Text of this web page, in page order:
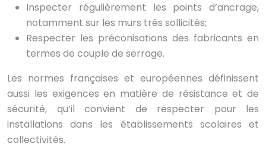
Inspecter régulièrement les points d’ancrage,
notamment sur les murs très sollicités;
Respecter les préconisations des fabricants en
termes de couple de serrage.
Les normes françaises et européennes définissent
aussi les exigences en matière de résistance et de
sécurité, qu’il convient de respecter pour les
installations dans les établissements scolaires et
collectivités.